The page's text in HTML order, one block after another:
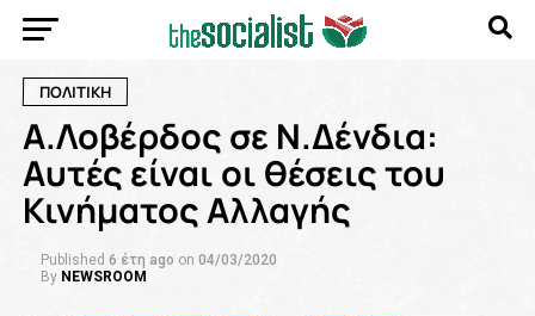
ΠΟΛΙΤΙΚΗ
Α.Λοβέρδος σε Ν.Δένδια:
Αυτές είναι οι θέσεις του
Κινήματος Αλλαγής
Published 6 έτη ago on 04/03/2020
By NEWSROOM